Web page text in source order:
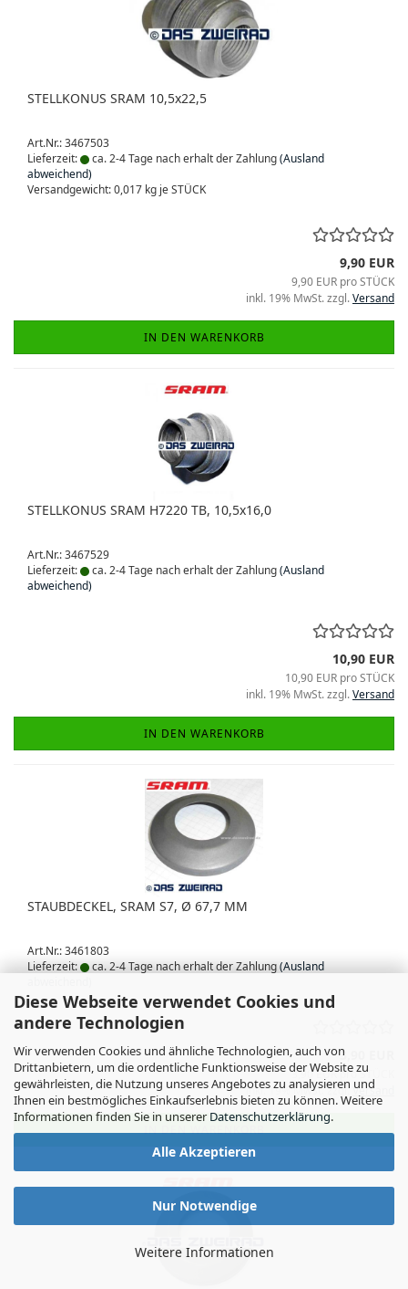
Diese Webseite verwendet Cookies und
andere Technologien
Wir verwenden Cookies und ähnliche Technologien, auch von
Drittanbietern, um die ordentliche Funktionsweise der Website zu
gewährleisten, die Nutzung unseres Angebotes zu analysieren und
Ihnen ein bestmögliches Einkaufserlebnis bieten zu können. Weitere
Informationen finden Sie in unsererDatenschutzerklärung.
Alle Akzeptieren
Nur Notwendige
Weitere Informationen
STELLKONUS SRAM 10,5x22,5
Art.Nr.: 3467503
Lieferzeit:
ca. 2-4 Tage nach erhalt der Zahlung(Ausland
abweichend)
Versandgewicht:0,017 kg je STÜCK
9,90 EUR
9,90 EUR pro STÜCK
inkl. 19% MwSt. zzgl.Versand
IN DEN WARENKORB
STELLKONUS SRAM H7220 TB, 10,5x16,0
Art.Nr.: 3467529
Lieferzeit:
ca. 2-4 Tage nach erhalt der Zahlung(Ausland
abweichend)
10,90 EUR
10,90 EUR pro STÜCK
inkl. 19% MwSt. zzgl.Versand
IN DEN WARENKORB
STAUBDECKEL, SRAM S7, Ø 67,7 MM
Art.Nr.: 3461803
Lieferzeit:
ca. 2-4 Tage nach erhalt der Zahlung(Ausland
3,90 EUR
3,90 EUR pro STÜCK
inkl. 19% MwSt. zzgl. Versand
IN DEN WARENKORB